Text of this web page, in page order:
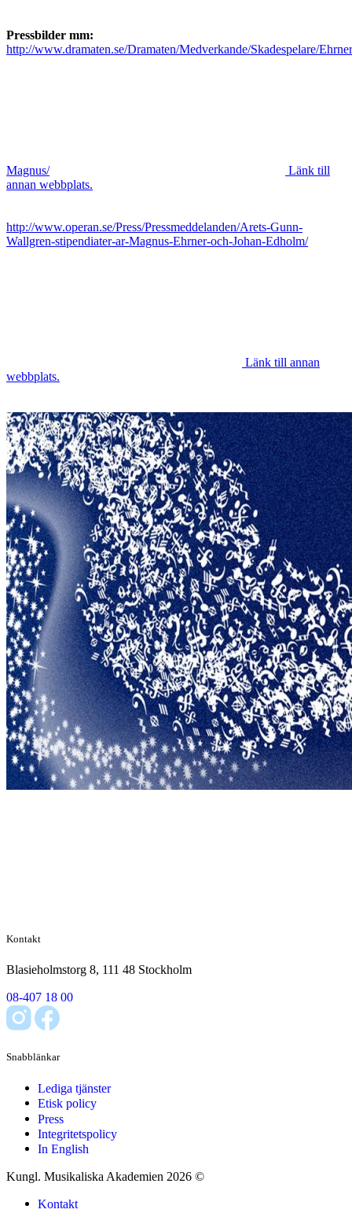
Pressbilder mm:
http://www.dramaten.se/Dramaten/Medverkande/Skadespelare/
Magnus/
Länk till
annan webbplats.
http://www.operan.se/Press/Pressmeddelanden/Arets-Gunn-
Wallgren-stipendiater-ar-Magnus-Ehrner-och-Johan-Edholm/
Länk till annan
webbplats.
Kontakt
Blasieholmstorg 8, 111 48 Stockholm
08-407 18 00
Snabblänkar
Lediga tjänster
Etisk policy
Press
Integritetspolicy
In English
Kungl. Musikaliska Akademien 2026 ©
Kontakt